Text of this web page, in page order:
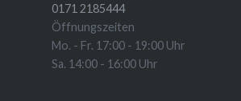
0171 2185444
Öffnungszeiten
Mo. - Fr. 17:00 - 19:00 Uhr
Sa. 14:00 - 16:00 Uhr